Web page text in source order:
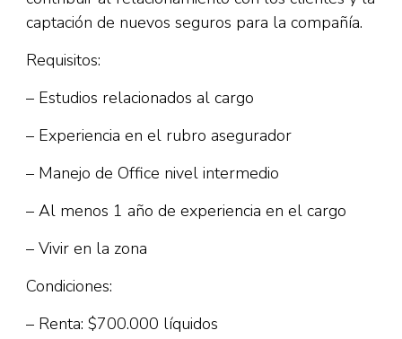
captación de nuevos seguros para la compañía.
Requisitos:
– Estudios relacionados al cargo
– Experiencia en el rubro asegurador
– Manejo de Office nivel intermedio
– Al menos 1 año de experiencia en el cargo
– Vivir en la zona
Condiciones:
– Renta: $700.000 líquidos